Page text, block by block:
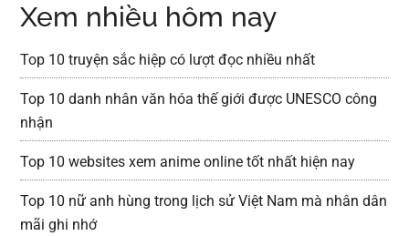
Xem nhiều hôm nay
Top 10 truyện sắc hiệp có lượt đọc nhiều nhất
Top 10 danh nhân văn hóa thế giới được UNESCO công
nhận
Top 10 websites xem anime online tốt nhất hiện nay
Top 10 nữ anh hùng trong lịch sử Việt Nam mà nhân dân
mãi ghi nhớ